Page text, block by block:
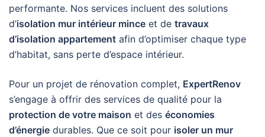
performante. Nos services incluent des solutions
d’isolation mur intérieur mince et de travaux
d’isolation appartement afin d’optimiser chaque type
d’habitat, sans perte d’espace intérieur.
Pour un projet de rénovation complet, ExpertRenov
s’engage à offrir des services de qualité pour la
protection de votre maison et des économies
d’énergie durables. Que ce soit pour isoler un mur